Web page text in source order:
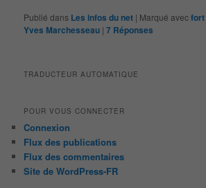
Publié dans Les infos du net | Marqué avec
Yves Marchesseau |7 Réponses
TRADUCTEUR AUTOMATIQUE
POUR VOUS CONNECTER
Connexion
Flux des publications
Flux des commentaires
Site de WordPress-FR